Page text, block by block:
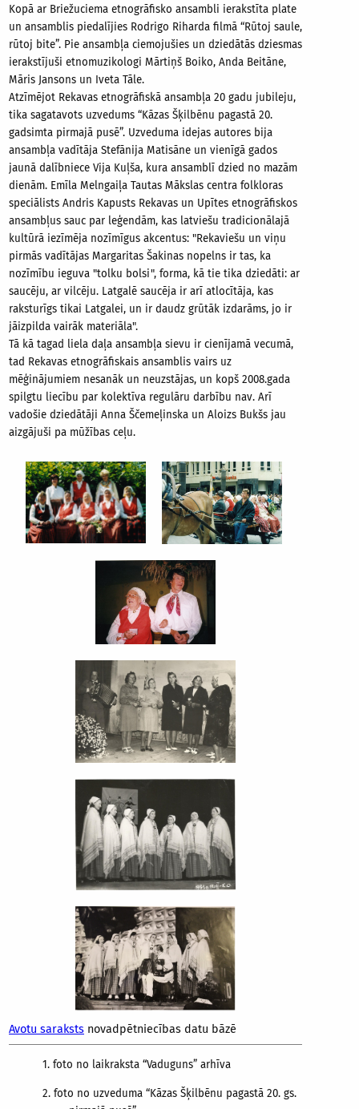
Kopā ar Briežuciema etnogrāfisko ansambli ierakstīta plate
un ansamblis piedalījies Rodrigo Riharda filmā “Rūtoj saule,
rūtoj bite”. Pie ansambļa ciemojušies un dziedātās dziesmas
ierakstījuši etnomuzikologi Mārtiņš Boiko, Anda Beitāne,
Māris Jansons un Iveta Tāle.
Atzīmējot Rekavas etnogrāfiskā ansambļa 20 gadu jubileju,
tika sagatavots uzvedums “Kāzas Šķilbēnu pagastā 20.
gadsimta pirmajā pusē”. Uzveduma idejas autores bija
ansambļa vadītāja Stefānija Matisāne un vienīgā gados
jaunā dalībniece Vija Kuļša, kura ansamblī dzied no mazām
dienām. Emīla Melngaiļa Tautas Mākslas centra folkloras
speciālists Andris Kapusts Rekavas un Upītes etnogrāfiskos
ansambļus sauc par leģendām, kas latviešu tradicionālajā
kultūrā iezīmēja nozīmīgus akcentus: "Rekaviešu un viņu
pirmās vadītājas Margaritas Šakinas nopelns ir tas, ka
nozīmību ieguva "tolku bolsi", forma, kā tie tika dziedāti: ar
saucēju, ar vilcēju. Latgalē saucēja ir arī atlocītāja, kas
raksturīgs tikai Latgalei, un ir daudz grūtāk izdarāms, jo ir
jāizpilda vairāk materiāla".
Tā kā tagad liela daļa ansambļa sievu ir cienījamā vecumā,
tad Rekavas etnogrāfiskais ansamblis vairs uz
mēģinājumiem nesanāk un neuzstājas, un kopš 2008.gada
spilgtu liecību par kolektīva regulāru darbību nav. Arī
vadošie dziedātāji Anna Ščemeļinska un Aloizs Bukšs jau
aizgājuši pa mūžības ceļu.
Avotu saraksts novadpētniecības datu bāzē
1. foto no laikraksta “Vaduguns” arhīva
2. foto no uzveduma “Kāzas Šķilbēnu pagastā 20. gs.